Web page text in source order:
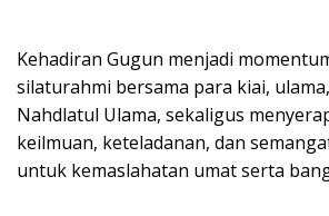
Kehadiran Gugun menjadi
silaturahmi bersama para kiai,
Nahdlatul Ulama, sekaligus
keilmuan, keteladanan, dan
untuk kemaslahatan umat serta